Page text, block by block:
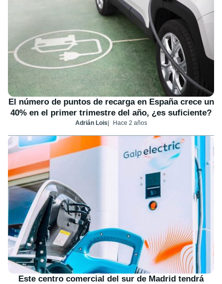
El número de puntos de recarga en España crece un
40% en el primer trimestre del año, ¿es suficiente?
Adrián Lois Hace 2 años
Este centro comercial del sur de Madrid tendrá